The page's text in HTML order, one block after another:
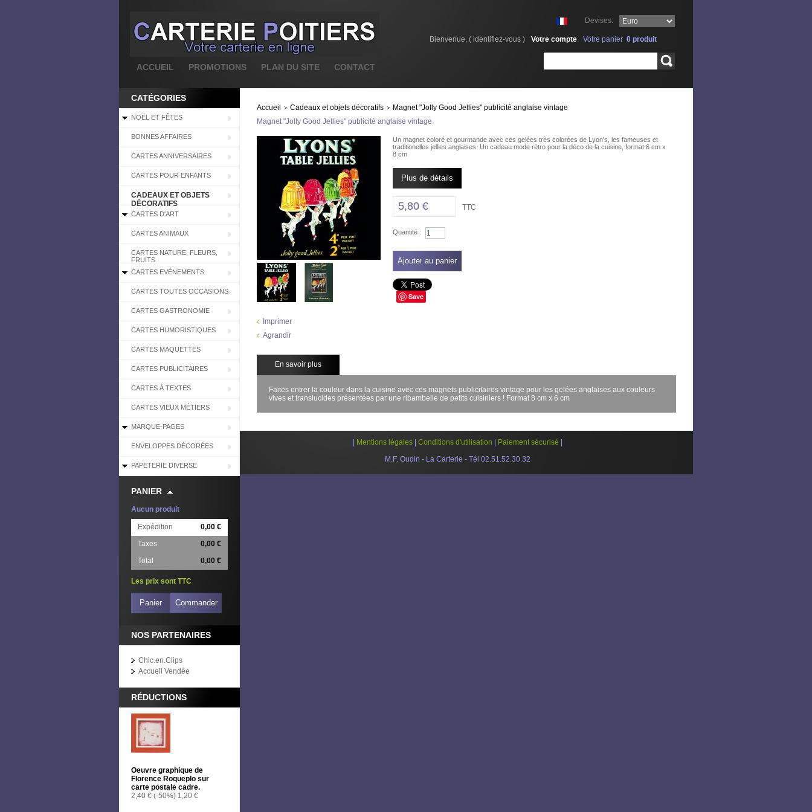
Devises:
Bienvenue, ( identifiez-vous ) Votre compte Votre panier 0 produit
ACCUEIL PROMOTIONS PLAN DU SITE CONTACT
CATÉGORIES
NOËL ET FÊTES
BONNES AFFAIRES
CARTES ANNIVERSAIRES
CARTES POUR ENFANTS
CADEAUX ET OBJETS
DÉCORATIFS
CARTES D'ART
CARTES ANIMAUX
CARTES NATURE, FLEURS,
FRUITS
CARTES EVÉNEMENTS
CARTES TOUTES OCCASIONS
CARTES GASTRONOMIE
CARTES HUMORISTIQUES
CARTES MAQUETTES
CARTES PUBLICITAIRES
CARTES À TEXTES
CARTES VIEUX MÉTIERS
MARQUE-PAGES
ENVELOPPES DÉCORÉES
PAPETERIE DIVERSE
PANIER
Aucun produit
Expédition
0,00 €
Taxes
0,00 €
Total
0,00 €
Les prix sont TTC
Panier Commander
NOS PARTENAIRES
Chic.en.Clips
Accueil Vendée
RÉDUCTIONS
Oeuvre graphique de
Florence Roqueplo sur
carte postale cadre.
2,40 € (-50%) 1,20 €
Accueil > Cadeaux et objets décoratifs >
Magnet "Jolly Good Jellies" publicité anglaise vintage
Magnet "Jolly Good Jellies" publicité anglaise vintage
Imprimer
Agrandir
Un magnet coloré et gourmande avec ces gelées très colorées de Lyon's, les fameuses et
traditionelles jellies anglaises. Un cadeau mode rétro pour la déco de la cuisine, format 6 cm x
8 cm
Plus de détails
5,80 € TTC
Quantité :
Ajouter au panier
Save
En savoir plus
Faites entrer la couleur dans la cuisine avec ces magnets publicitaires vintage pour les gelées anglaises aux couleurs
vives et translucides présentées par une ribambelle de petits cuisiniers ! Format 8 cm x 6 cm
Mentions légales| Conditions d'utilisation Paiement sécurisé
M.F. Oudin - La Carterie - Tél 02.51.52.30.32